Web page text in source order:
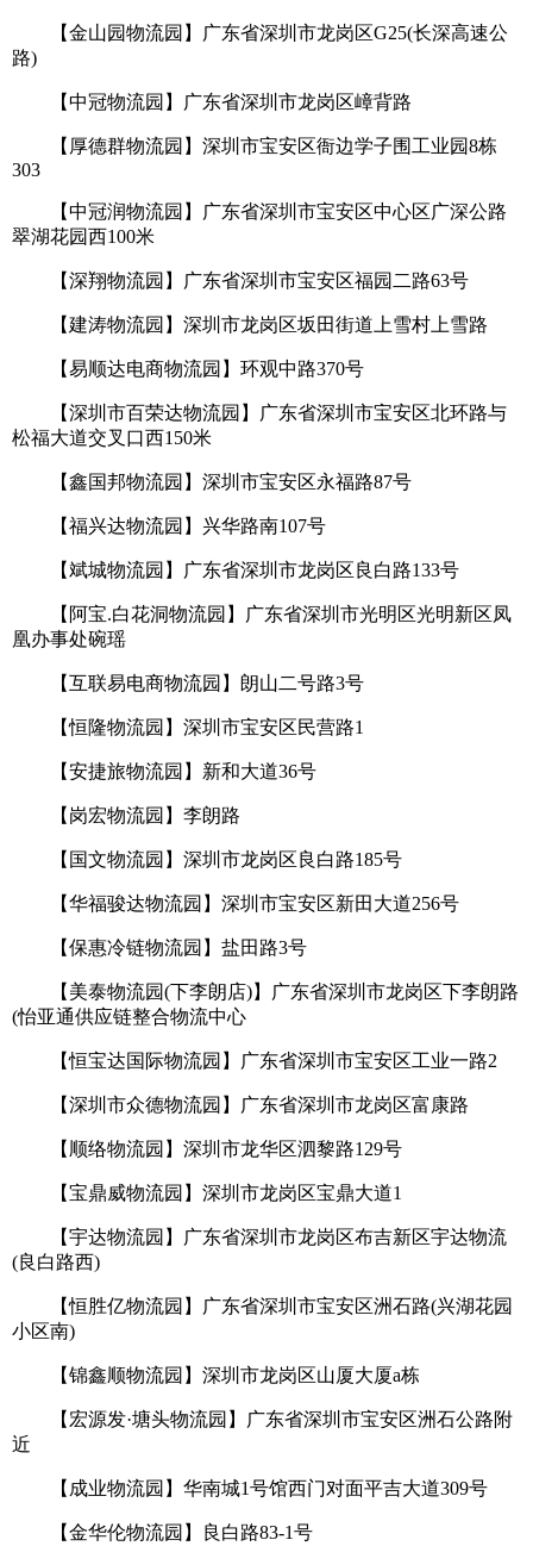
【金山园物流园】广东省深圳市龙岗区G25(长深高速公
路)
【中冠物流园】广东省深圳市龙岗区嶂背路
【厚德群物流园】深圳市宝安区衙边学子围工业园8栋
303
【中冠润物流园】广东省深圳市宝安区中心区广深公路
翠湖花园西100米
【深翔物流园】广东省深圳市宝安区福园二路63号
【建涛物流园】深圳市龙岗区坂田街道上雪村上雪路
【易顺达电商物流园】环观中路370号
【深圳市百荣达物流园】广东省深圳市宝安区北环路与
松福大道交叉口西150米
【鑫国邦物流园】深圳市宝安区永福路87号
【福兴达物流园】兴华路南107号
【斌城物流园】广东省深圳市龙岗区良白路133号
【阿宝.白花洞物流园】广东省深圳市光明区光明新区凤
凰办事处碗瑶
【互联易电商物流园】朗山二号路3号
【恒隆物流园】深圳市宝安区民营路1
【安捷旅物流园】新和大道36号
【岗宏物流园】李朗路
【国文物流园】深圳市龙岗区良白路185号
【华福骏达物流园】深圳市宝安区新田大道256号
【保惠冷链物流园】盐田路3号
【美泰物流园(下李朗店)】广东省深圳市龙岗区下李朗路
(怡亚通供应链整合物流中心
【恒宝达国际物流园】广东省深圳市宝安区工业一路2
【深圳市众德物流园】广东省深圳市龙岗区富康路
【顺络物流园】深圳市龙华区泗黎路129号
【宝鼎威物流园】深圳市龙岗区宝鼎大道1
【宇达物流园】广东省深圳市龙岗区布吉新区宇达物流
(良白路西)
【恒胜亿物流园】广东省深圳市宝安区洲石路(兴湖花园
小区南)
【锦鑫顺物流园】深圳市龙岗区山厦大厦a栋
【宏源发·塘头物流园】广东省深圳市宝安区洲石公路附
近
【成业物流园】华南城1号馆西门对面平吉大道309号
【金华伦物流园】良白路83-1号